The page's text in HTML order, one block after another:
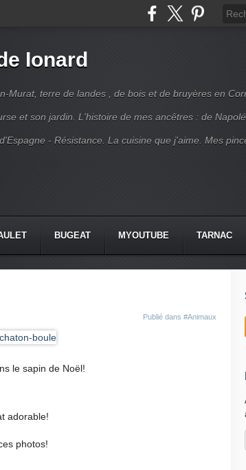
Ionard
Murat, terre de landes , de bois et de bruyères en
et son jardin. L'histoire de mes ancêtres : de
- Résistance. La cuisine que j'aime. Mes
BUGEAT MYOUTUBE TARNAC
Publié dans #Animaux
le sapin de Noël!
adorable!
photos!